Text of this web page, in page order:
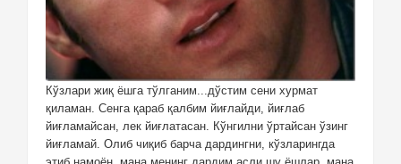
Кўзлари жиқ ёшга тўлганим...дўстим сени хурмат
қиламан. Сенга қараб қалбим йиғлайди, йиғлаб
йиғламайсан, лек йиғлатасан. Кўнгилни ўртайсан ўзинг
йиғламай. Олиб чиқиб барча дардингни, кўзларингда